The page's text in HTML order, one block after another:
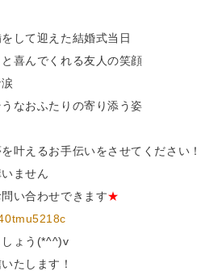
して迎えた結婚式当日
喜んでくれる友人の笑顔
なおふたりの寄り添う姿
叶えるお手伝いをさせてください！
ません
い合わせできます★
ょう(*^^)v
たします！